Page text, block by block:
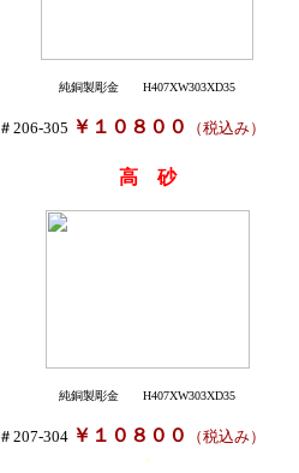
純銅製彫金 H407XW303XD35
＃206-305 ￥１０８００ （税込み）
高 砂
純銅製彫金 H407XW303XD35
＃207-304 ￥１０８００ （税込み）
・